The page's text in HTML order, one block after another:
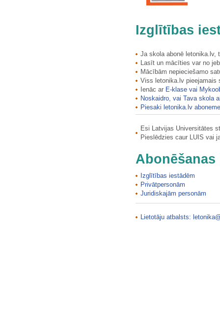
Izglītības
Ja skola abonē letonika.lv,
Lasīt un mācīties var no
Mācībām nepieciešamo
Viss letonika.lv
Ienāc ar E-klase vai
Noskaidro, vai Tava skola
Piesaki letonika.lv
Esi Latvijas Universitātes
Pieslēdzies caur LUIS vai
Abonēšanas
Izglītības iestādēm
Privātpersonām
Juridiskajām personām
Lietotāju atbalsts: